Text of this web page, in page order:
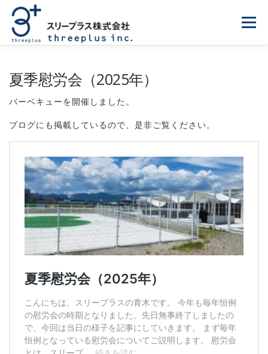
コンテンツへスキップ
メニュ
夏季慰労会（2025年）
バーベキューを開催しました。
ブログにも掲載しているので、是非ご覧ください。